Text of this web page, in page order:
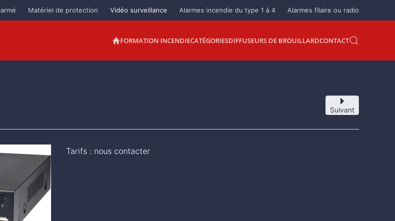
Matériel de protection Vidéo surveillance Alarmes incendie du type 1 à 4 Alarmes filaire ou radio
FORMATION INCENDIECATÉGORIESDIFFUSEURS DE BROUILLARDCONTACT
Suivant
Tarifs : nous contacter